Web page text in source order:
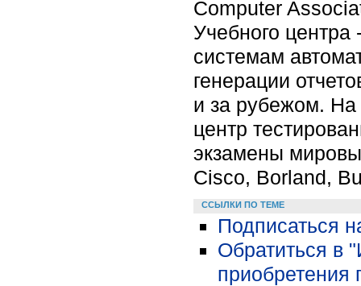
Computer
Учебного
системам
генерации
и за рубежом. На
центр
экзамены
Cisco, Borland,
ССЫЛКИ ПО ТЕМЕ
Подписаться
Обратиться в
приобретения